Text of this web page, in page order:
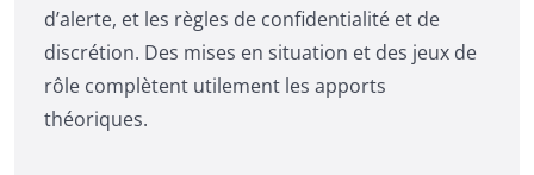
d’alerte, et les règles de confidentialité et de
discrétion. Des mises en situation et des jeux de
rôle complètent utilement les apports
théoriques.